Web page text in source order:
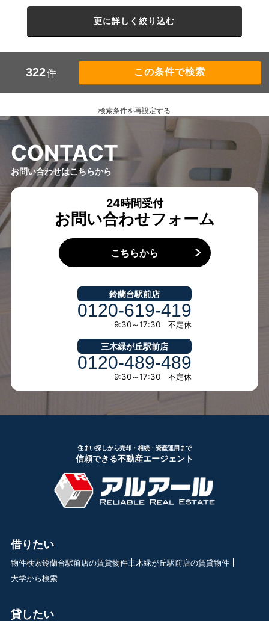
更に詳しく絞り込む
322件
検索条件を再設定する
CONTACT
お問い合わせはこちらから
24時間受付
お問い合わせフォーム
こちらから
鈴蘭台駅前店
0120-619-419
9:30～17:30 不定休
三木緑が丘駅前店
0120-489-489
9:30～17:30 不定休
住まい探しから売却・相続・資産運用まで
信頼できる不動産エージェント
借りたい
物件検索鈴蘭台駅前店の賃貸物件三木緑が丘駅前店の賃貸物件
大学から検索
貸したい